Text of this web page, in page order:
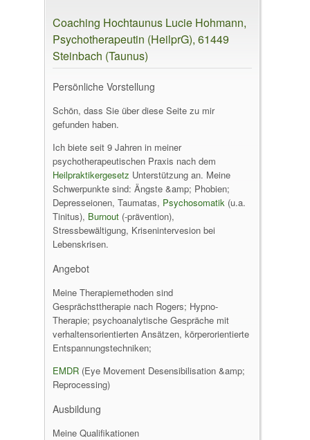
Coaching Hochtaunus Lucie Hohmann,
Psychotherapeutin (HeilprG), 61449
Steinbach (Taunus)
Persönliche Vorstellung
Schön, dass Sie über diese Seite zu mir
gefunden haben.
Ich biete seit 9 Jahren in meiner
psychotherapeutischen Praxis nach dem
Heilpraktikergesetz Unterstützung an. Meine
Schwerpunkte sind: Ängste &amp; Phobien;
Depresseionen, Taumatas, Psychosomatik (u.a.
Tinitus), Burnout (-prävention),
Stressbewältigung, Krisenintervesion bei
Lebenskrisen.
Angebot
Meine Therapiemethoden sind
Gesprächsttherapie nach Rogers; Hypno-
Therapie; psychoanalytische Gespräche mit
verhaltensorientierten Ansätzen, körperorientierte
Entspannungstechniken;
EMDR (Eye Movement Desensibilisation &amp;
Reprocessing)
Ausbildung
Meine Qualifikationen